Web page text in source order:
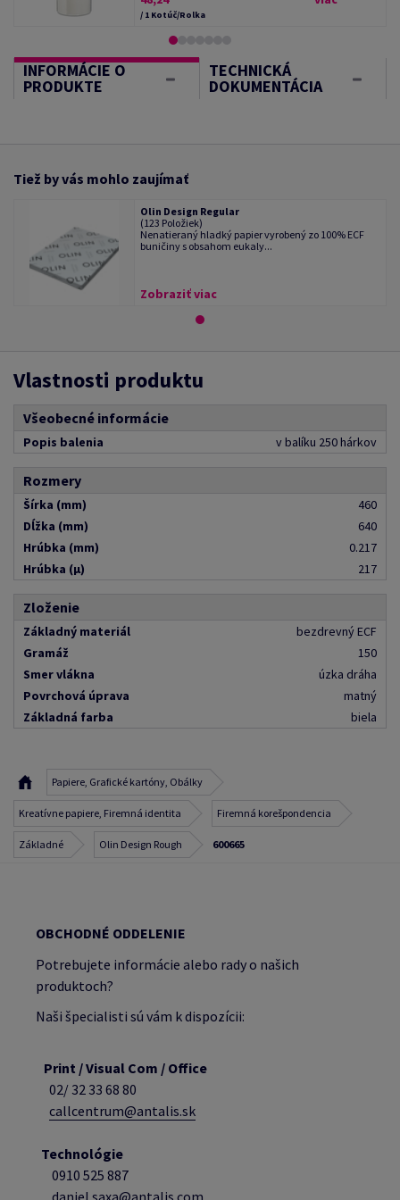
/ 1 Kotúč/Rolka
INFORMÁCIE O
PRODUKTE
TECHNICKÁ
DOKUMENTÁCIA
Tiež by vás mohlo zaujímať
Olin Design Regular
(123 Položiek)
Nenatieraný hladký papier vyrobený zo 100% ECF
buničiny s obsahom eukaly...
Zobraziť viac
Vlastnosti produktu
Všeobecné informácie
Popis balenia v balíku 250 hárkov
Rozmery
Šírka (mm)
460
Dĺžka (mm)
640
Hrúbka (mm)
0.217
Hrúbka (μ)
217
Zloženie
Základný materiál
bezdrevný ECF
Gramáž
150
Smer vlákna
úzka dráha
Povrchová úprava
matný
Základná farba
biela
Papiere, Grafické kartóny, Obálky
Kreatívne papiere, Firemná identita Firemná korešpondencia
Základné Olin Design Rough 600665
OBCHODNÉ ODDELENIE
Potrebujete informácie alebo rady o našich
produktoch?
Naši špecialisti sú vám k dispozícii:
Print / Visual Com / Office
02/ 32 33 68 80
callcentrum@antalis.sk
Technológie
0910 525 887
daniel.saxa@antalis.com